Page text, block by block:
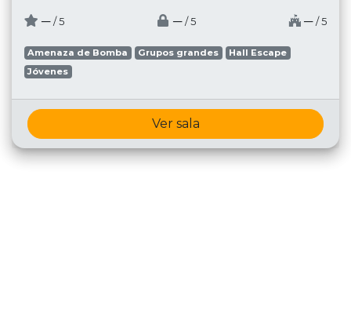
─ / 5 ─ / 5 ─ / 5
Amenaza de Bomba Grupos grandes
Hall Escape
Jóvenes
Ver sala